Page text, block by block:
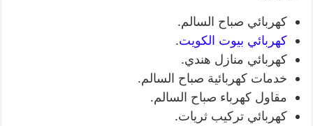
كهربائي صباح السالم.
كهربائي بيوت الكويت.
كهربائي منازل هندي.
خدمات كهربائية صباح السالم.
مقاول كهرباء صباح السالم.
كهربائي تركيب ثريات.